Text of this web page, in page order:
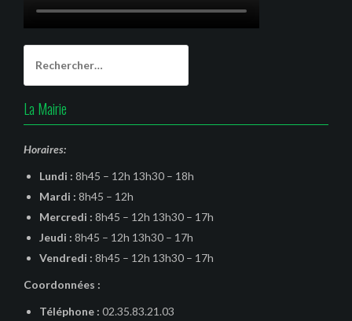
La Mairie
Horaires:
Lundi : 8h45 – 12h 13h30 – 18h
Mardi : 8h45 – 12h
Mercredi : 8h45 – 12h 13h30 – 17h
Jeudi : 8h45 – 12h 13h30 – 17h
Vendredi : 8h45 – 12h 13h30 – 17h
Coordonnées :
Téléphone : 02.35.83.21.03